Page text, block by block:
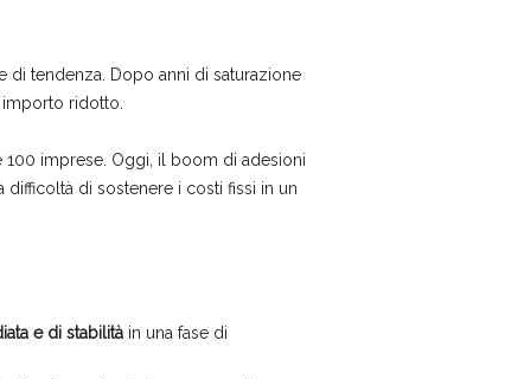
tendenza. Dopo anni di saturazione
importo ridotto.
100 imprese. Oggi, il boom di adesioni
difficoltà di sostenere i costi fissi in un
e di stabilitàin una fase di